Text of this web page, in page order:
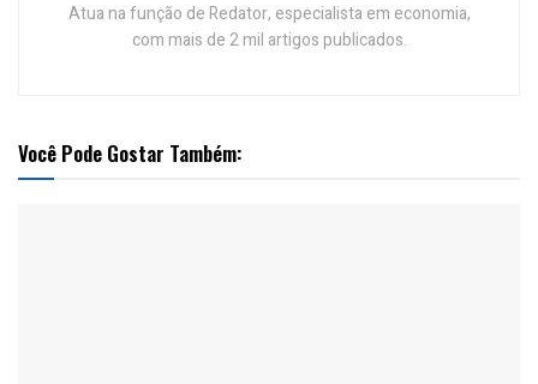
Atua na função de Redator, especialista em economia,
com mais de 2 mil artigos publicados.
Você Pode Gostar Também: